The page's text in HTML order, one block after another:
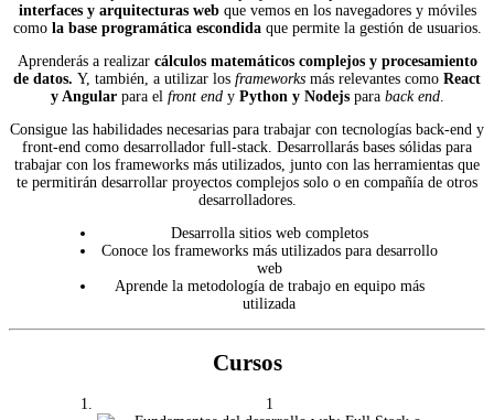
interfaces y arquitecturas webque vemos en los navegadores y móviles
como la base programática escondidaque permite la gestión de usuarios.
Aprenderás a realizar cálculos matemáticos complejos y procesamiento
de datos. Y, también, a utilizar los frameworks más relevantes como React
y Angularpara el front endy Python y Nodejspara back end.
Consigue las habilidades necesarias para trabajar con tecnologías back-end y
front-end como desarrollador full-stack. Desarrollarás bases sólidas para
trabajar con los frameworks más utilizados, junto con las herramientas que
te permitirán desarrollar proyectos complejos solo o en compañía de otros
desarrolladores.
Desarrolla sitios web completos
Conoce los frameworks más utilizados para desarrollo
web
Aprende la metodología de trabajo en equipo más
utilizada
Cursos
1